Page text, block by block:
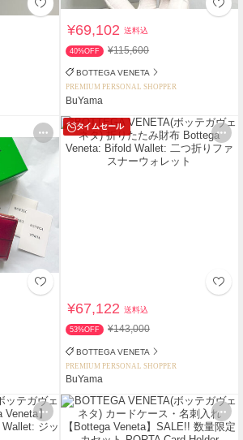
¥69,102送料込
40%OFF ¥115,600
BOTTEGA VENETA
PREMIUM PERSONAL SHOPPER
BuYama
タイムセール
¥67,122送料込
53%OFF ¥143,000
BOTTEGA VENETA
PREMIUM PERSONAL SHOPPER
BuYama